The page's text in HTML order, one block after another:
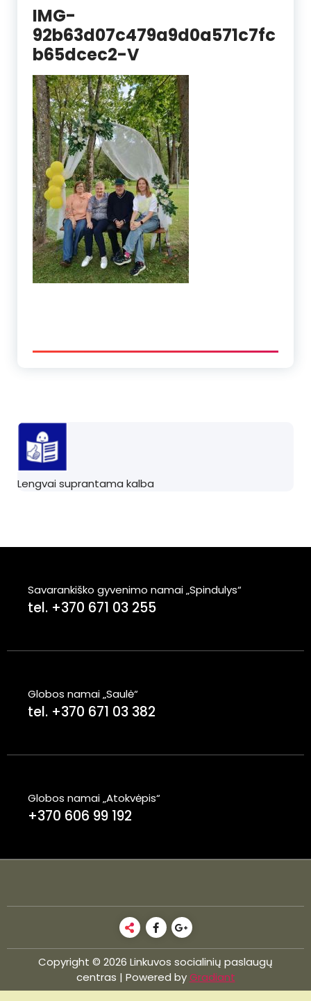
IMG-
92b63d07c479a9d0a571c7fc
b65dcec2-V
Lengvai suprantama kalba
Savarankiško gyvenimo namai „Spindulys“
tel. +370 671 03 255
Globos namai „Saulė“
tel. +370 671 03 382
Globos namai „Atokvėpis“
+370 606 99 192
Copyright © 2026 Linkuvos socialinių paslaugų
centras | Powered byGradiant